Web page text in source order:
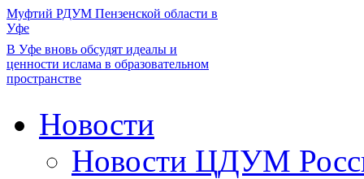
Муфтий РДУМ Пензенской области в
Уфе
В Уфе вновь обсудят идеалы и
ценности ислама в образовательном
пространстве
Новости
Новости ЦДУМ